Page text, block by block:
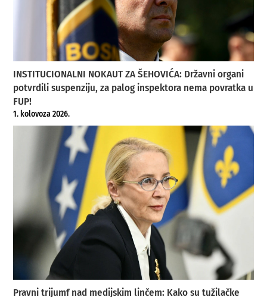
INSTITUCIONALNI NOKAUT ZA ŠEHOVIĆA: Državni organi
potvrdili suspenziju, za palog inspektora nema povratka u
FUP!
1. kolovoza 2026.
Pravni trijumf nad medijskim linčem: Kako su tužilačke